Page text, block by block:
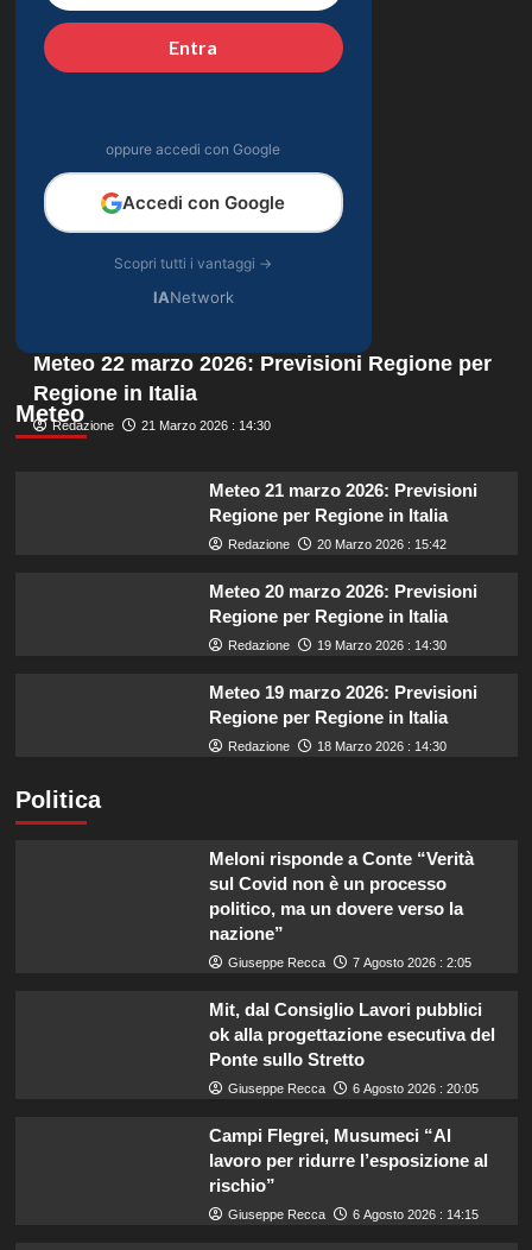
Entra
oppure accedi con Google
Accedi con Google
Scopri tutti i vantaggi →
IANetwork
Meteo
Meteo 22 marzo 2026: Previsioni Regione per
Regione in Italia
Redazione 21 Marzo 2026 : 14:30
Meteo 21 marzo 2026: Previsioni
Regione per Regione in Italia
Redazione 20 Marzo 2026 : 15:42
Meteo 20 marzo 2026: Previsioni
Regione per Regione in Italia
Redazione 19 Marzo 2026 : 14:30
Meteo 19 marzo 2026: Previsioni
Regione per Regione in Italia
Redazione 18 Marzo 2026 : 14:30
Politica
Meloni risponde a Conte “Verità
sul Covid non è un processo
politico, ma un dovere verso la
nazione”
Giuseppe Recca 7 Agosto 2026 : 2:05
Mit, dal Consiglio Lavori pubblici
ok alla progettazione esecutiva del
Ponte sullo Stretto
Giuseppe Recca 6 Agosto 2026 : 20:05
Campi Flegrei, Musumeci “Al
lavoro per ridurre l’esposizione al
rischio”
Giuseppe Recca 6 Agosto 2026 : 14:15